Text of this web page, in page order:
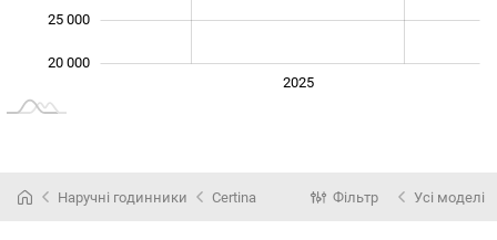
20 000
25 000
2025
Наручні годинники Certina Фільтр Усі моделі